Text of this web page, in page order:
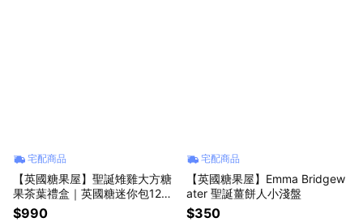
宅配商品
【英國糖果屋】聖誕雉雞大方糖
果茶葉禮盒｜英國糖迷你包12包
入｜英國茶12包入
$990
宅配商品
【英國糖果屋】Emma Bridgew
ater 聖誕薑餅人小淺盤
$350